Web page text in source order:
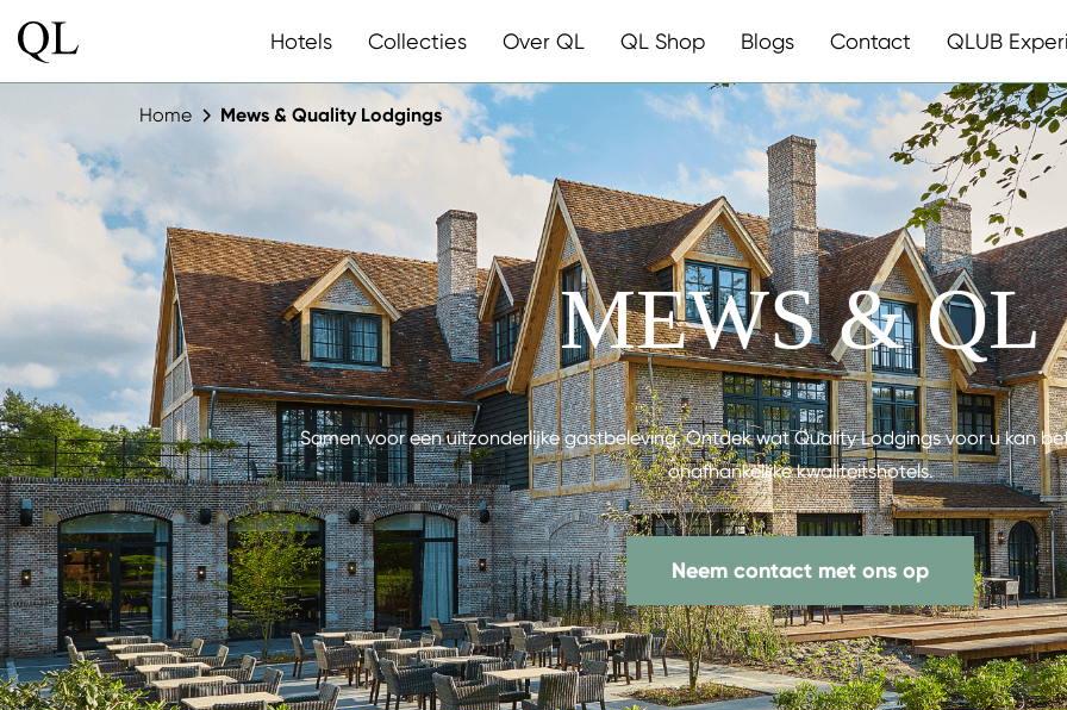
Hotels Collecties Over QL QL Shop Blogs Contact QLUB
Home Mews & Quality Lodgings
MEWS & QL
Samen voor een uitzonderlijke gastbeleving. Ontdek wat Quality Lodgings voor u kan
onafhankelijke kwaliteitshotels.
Neem contact met ons op